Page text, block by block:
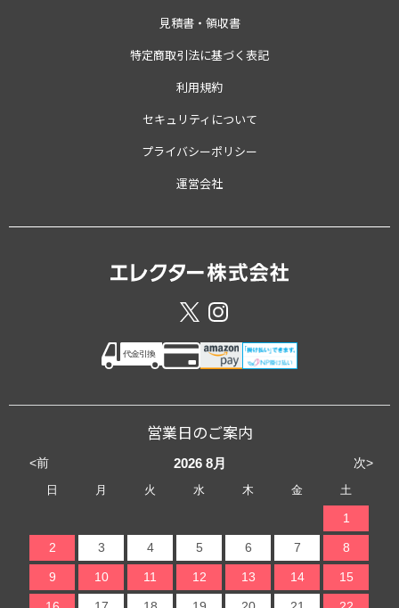
見積書・領収書
特定商取引法に基づく表記
利用規約
セキュリティについて
プライバシーポリシー
運営会社
営業日のご案内
<前 次>
2026 8月
日 月 火 水 木 金 土
1
2 3 4 5 6 7 8
9 10 11 12 13 14 15